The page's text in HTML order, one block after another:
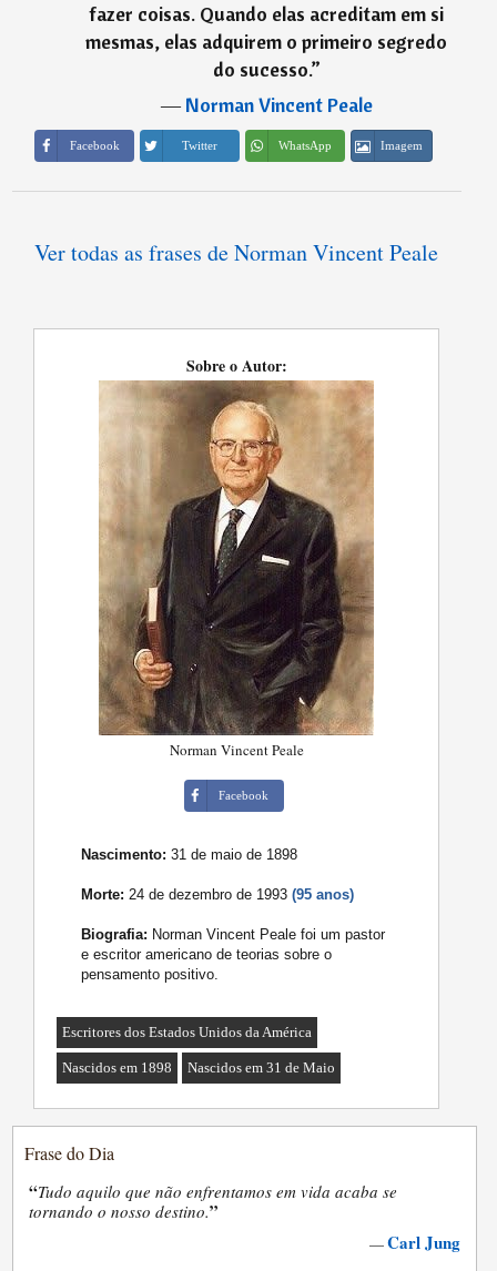
fazer coisas. Quando elas acreditam em si
mesmas, elas adquirem o primeiro segredo
do sucesso.”
―Norman Vincent Peale
Facebook Twitter WhatsApp Imagem
Ver todas as frases de Norman Vincent Peale
Sobre o Autor:
Norman Vincent Peale
Facebook
Nascimento: 31 de maio de 1898
Morte: 24 de dezembro de 1993(95 anos)
Biografia: Norman Vincent Peale foi um pastor
e escritor americano de teorias sobre o
pensamento positivo.
Escritores dos Estados Unidos da América
Nascidos em 1898 Nascidos em 31 de Maio
Frase do Dia
“Tudo aquilo que não enfrentamos em vida acaba se
tornando o nosso destino.”
—Carl Jung